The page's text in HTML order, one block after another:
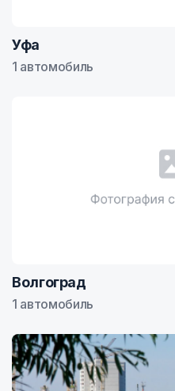
Уфа
1 автомобиль
Волгоград
1 автомобиль